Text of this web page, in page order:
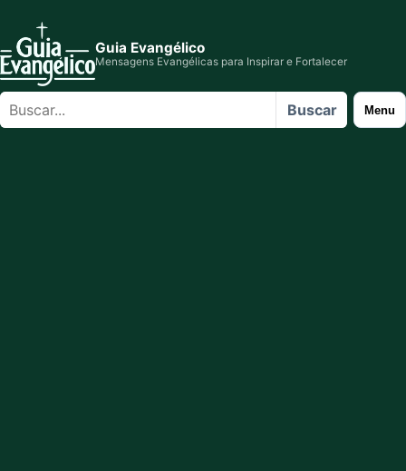
Guia Evangélico
Mensagens Evangélicas para Inspirar e Fortalecer
Buscar
no
Buscar Menu